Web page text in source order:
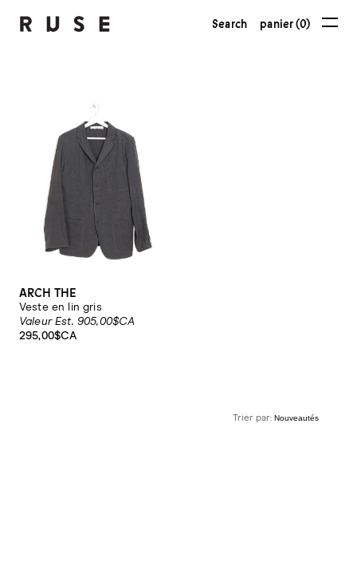
Search panier (0)
ARCH THE
Veste en lin gris
Valeur Est. 905,00$CA
295,00$CA
Trier par: